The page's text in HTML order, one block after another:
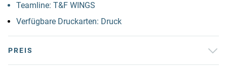
Teamline: T&F WINGS
Verfügbare Druckarten: Druck
PREIS